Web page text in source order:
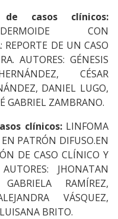
casos clínicos:
CON
REPORTE DE UN CASO
AUTORES: GÉNESIS
CÉSAR
DANIEL LUGO,
GABRIEL ZAMBRANO.
clínicos:LINFOMA
PATRÓN DIFUSO.EN
DE CASO CLÍNICO Y
JHONATAN
RAMÍREZ,
VÁSQUEZ,
BRITO.